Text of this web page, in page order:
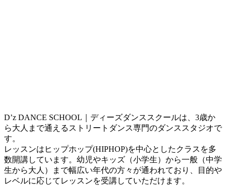
D’z DANCE SCHOOL｜ディーズダンススクールは、3歳か
ら大人まで通えるストリートダンス専門のダンススタジオで
す。
レッスンはヒップホップ(HIPHOP)を中心としたクラスを多
数開講しています。幼児やキッズ（小学生）から一般（中学
生から大人）まで幅広い年代の方々が通われており、目的や
レベルに応じてレッスンを受講していただけます。